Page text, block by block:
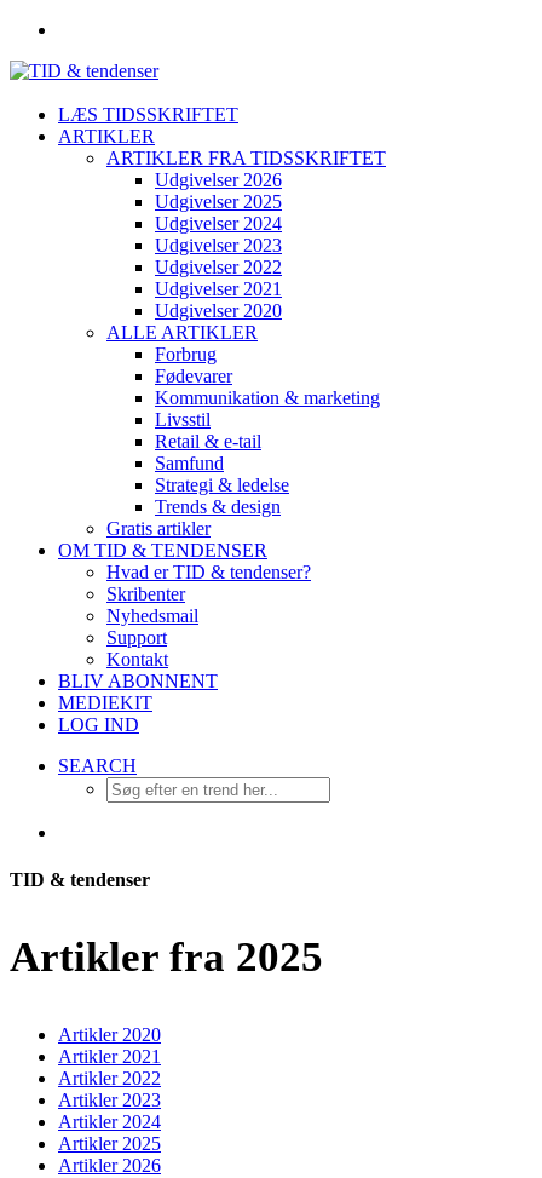
LÆS TIDSSKRIFTET
ARTIKLER
ARTIKLER FRA TIDSSKRIFTET
Udgivelser 2026
Udgivelser 2025
Udgivelser 2024
Udgivelser 2023
Udgivelser 2022
Udgivelser 2021
Udgivelser 2020
ALLE ARTIKLER
Forbrug
Fødevarer
Kommunikation & marketing
Livsstil
Retail & e-tail
Samfund
Strategi & ledelse
Trends & design
Gratis artikler
OM TID & TENDENSER
Hvad er TID & tendenser?
Skribenter
Nyhedsmail
Support
Kontakt
BLIV ABONNENT
MEDIEKIT
LOG IND
SEARCH
TID & tendenser
Artikler fra 2025
Artikler 2020
Artikler 2021
Artikler 2022
Artikler 2023
Artikler 2024
Artikler 2025
Artikler 2026